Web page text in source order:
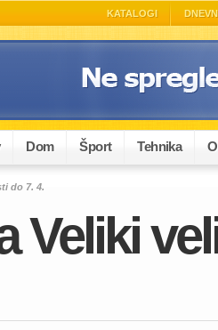
KATALOGI
Dom Šport Tehnika
do 7. 4.
Veliki